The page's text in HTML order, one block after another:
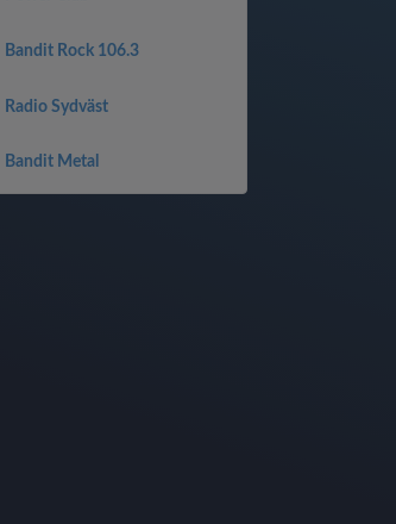
Bandit Rock 106.3
Radio Sydväst
Bandit Metal